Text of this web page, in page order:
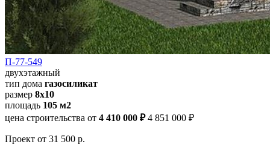
П-77-549
двухэтажный
тип дома газосиликат
размер 8х10
площадь 105 м2
цена строительства от 4 410 000 ₽ 4 851 000 ₽
Проект от 31 500 р.